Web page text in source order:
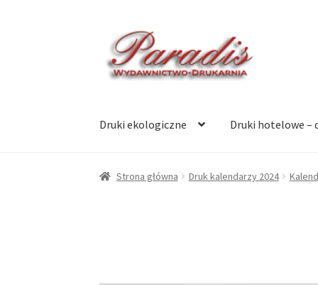
Przejdź
do
nawigacji
Przejdź
do
treści
Druki ekologiczne Druki hotelowe –
Strona główna Druk kalendarzy 2024